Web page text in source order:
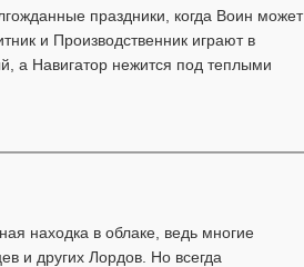
праздники, когда Воин может
и Производственник играют в
а Навигатор нежится под теплыми
находка в облаке, ведь многие
и других Лордов. Но всегда